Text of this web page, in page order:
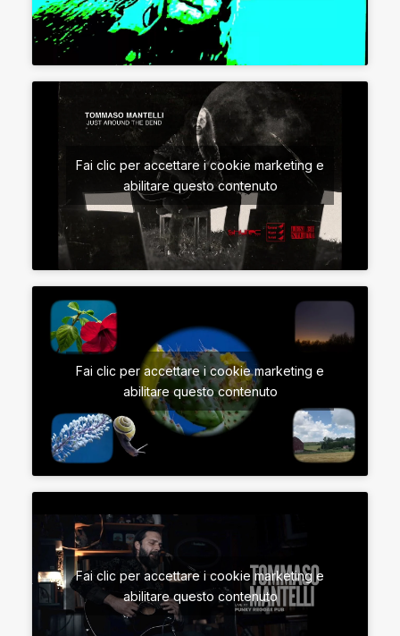
Fai clic per accettare i cookie marketing e
abilitare questo contenuto
Fai clic per accettare i cookie marketing e
abilitare questo contenuto
Fai clic per accettare i cookie marketing e
abilitare questo contenuto